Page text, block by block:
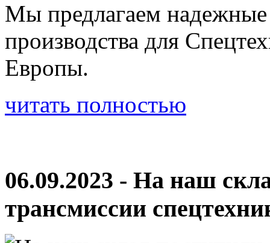
Мы предлагаем надежные
производства для
Европы.
читать полностью
06.09.2023 - На наш
трансмиссии